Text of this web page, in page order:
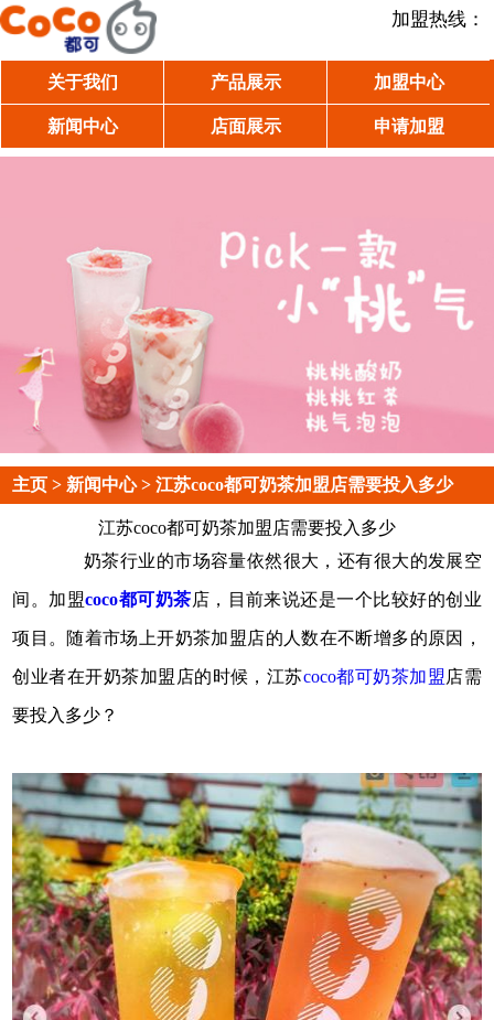
加盟热线：
关于我们 产品展示 加盟中心
新闻中心 店面展示 申请加盟
主页 > 新闻中心> 江苏coco都可奶茶加盟店需要投入多少
江苏coco都可奶茶加盟店需要投入多少
奶茶行业的市场容量依然很大，还有很大的发展空
间。加盟coco都可奶茶店，目前来说还是一个比较好的创业
项目。随着市场上开奶茶加盟店的人数在不断增多的原因，
创业者在开奶茶加盟店的时候，江苏coco都可奶茶加盟店需
要投入多少？